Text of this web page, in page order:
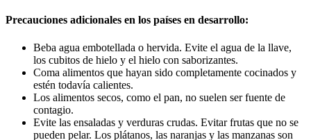
Precauciones adicionales en los países en desarrollo:
Beba agua embotellada o hervida. Evite el agua de la llave,
los cubitos de hielo y el hielo con saborizantes.
Coma alimentos que hayan sido completamente cocinados y
estén todavía calientes.
Los alimentos secos, como el pan, no suelen ser fuente de
contagio.
Evite las ensaladas y verduras crudas. Evitar frutas que no se
pueden pelar. Los plátanos, las naranjas y las manzanas son